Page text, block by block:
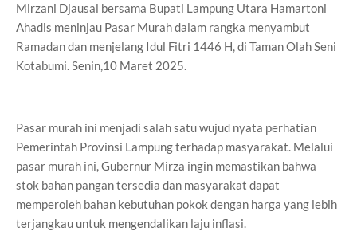
Mirzani Djausal bersama Bupati Lampung Utara Hamartoni
Ahadis meninjau Pasar Murah dalam rangka menyambut
Ramadan dan menjelang Idul Fitri 1446 H, di Taman Olah Seni
Kotabumi. Senin,10 Maret 2025.
Pasar murah ini menjadi salah satu wujud nyata perhatian
Pemerintah Provinsi Lampung terhadap masyarakat. Melalui
pasar murah ini, Gubernur Mirza ingin memastikan bahwa
stok bahan pangan tersedia dan masyarakat dapat
memperoleh bahan kebutuhan pokok dengan harga yang lebih
terjangkau untuk mengendalikan laju inflasi.